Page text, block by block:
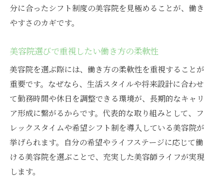
分に合ったシフト制度の美容院を見極めることが、働き
やすさのカギです。
美容院選びで重視したい働き方の柔軟性
美容院を選ぶ際には、働き方の柔軟性を重視することが
重要です。なぜなら、生活スタイルや将来設計に合わせ
て勤務時間や休日を調整できる環境が、長期的なキャリ
ア形成に繋がるからです。代表的な取り組みとして、フ
レックスタイムや希望シフト制を導入している美容院が
挙げられます。自分の希望やライフステージに応じて働
ける美容院を選ぶことで、充実した美容師ライフが実現
します。